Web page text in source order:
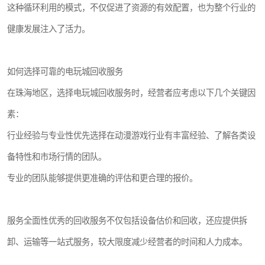
这种循环利用的模式，不仅促进了资源的有效配置，也为整个行业的
健康发展注入了活力。
如何选择可靠的电玩城回收服务
在珠海地区，选择电玩城回收服务时，经营者应考虑以下几个关键因
素：
行业经验与专业性优先选择在动漫游戏行业有丰富经验、了解各类设
备特性和市场行情的团队。
专业的团队能够提供更准确的评估和更合理的报价。
服务全面性优秀的回收服务不仅包括设备估价和回收，还应提供拆
卸、运输等一站式服务，较大限度减少经营者的时间和人力成本。